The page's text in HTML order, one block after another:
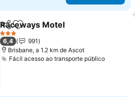
PartilharAdicionar aos favoritos
Raceways Motel
3 Estrelas
6,4
991
Brisbane, a 1.2 km de Ascot
Fácil acesso ao transporte público